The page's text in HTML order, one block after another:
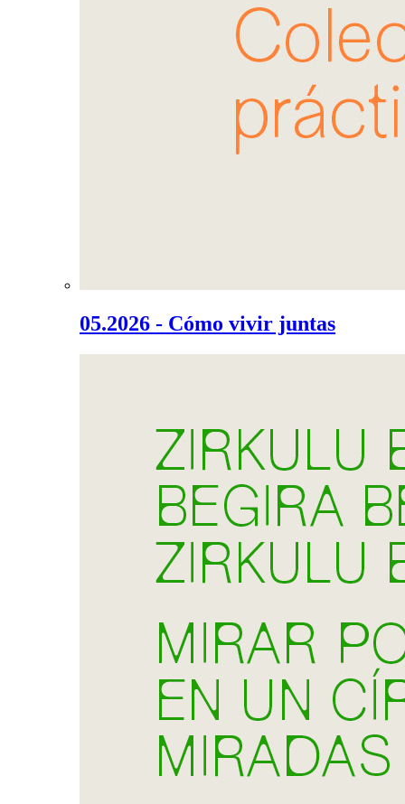
05.2026 - Cómo vivir juntas